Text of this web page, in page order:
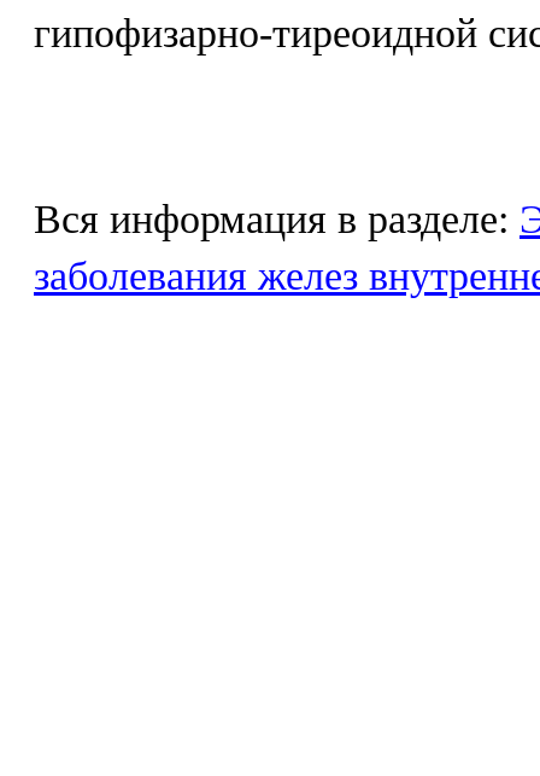
гипофизарно-тиреоидной
Вся информация в разделе:
заболевания желез